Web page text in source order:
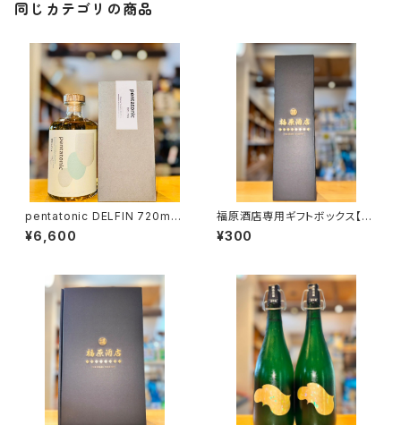
同じカテゴリの商品
pentatonic DELFIN 720ml１
本（柳田酒造・宮崎県都城市早
鈴町）
¥6,600
福原酒店専用ギフトボックス【7
20ml１本入】
¥300